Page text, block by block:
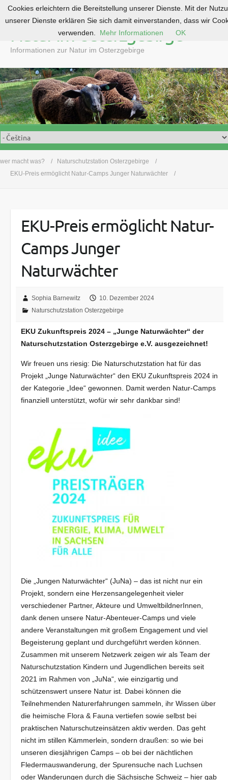
o
c
o
n
t
e
n
Natur im Osterzgebirge
Informationen zur Natur im Osterzgebirge
wer macht was?
Naturschutzstation Osterzgebirge
EKU-Preis ermöglicht Natur-Camps Junger Naturwächter
EKU-Preis ermöglicht Natur-
Camps Junger
Naturwächter
Sophia Barnewitz
10. Dezember 2024
Naturschutzstation Osterzgebirge
EKU Zukunftspreis 2024 – „Junge Naturwächter“ der
Naturschutzstation Osterzgebirge e.V. ausgezeichnet!
Wir freuen uns riesig: Die Naturschutzstation hat für das
Projekt „Junge Naturwächter“ den EKU Zukunftspreis 2024 in
der Kategorie „Idee“ gewonnen. Damit werden Natur-Camps
finanziell unterstützt, wofür wir sehr dankbar sind!
Die „Jungen Naturwächter“ (JuNa) – das ist nicht nur ein
Projekt, sondern eine Herzensangelegenheit vieler
verschiedener Partner, Akteure und UmweltbildnerInnen,
dank denen unsere Natur-Abenteuer-Camps und viele
andere Veranstaltungen mit großem Engagement und viel
Begeisterung geplant und durchgeführt werden können.
Zusammen mit unserem Netzwerk zeigen wir als Team der
Naturschutzstation Kindern und Jugendlichen bereits seit
2021 im Rahmen von „JuNa“, wie einzigartig und
schützenswert unsere Natur ist. Dabei können die
Teilnehmenden Naturerfahrungen sammeln, ihr Wissen über
die heimische Flora & Fauna vertiefen sowie selbst bei
praktischen Naturschutzeinsätzen aktiv werden. Das geht
nicht im stillen Kämmerlein, sondern draußen: so wie bei
unseren diesjährigen Camps – ob bei der nächtlichen
Fledermauswanderung, der Spurensuche nach Luchsen
oder Wanderungen durch die Sächsische Schweiz – hier gab
Cookies erleichtern die Bereitstellung unserer Dienste. Mit der
unserer Dienste erklären Sie sich damit einverstanden, dass wir
verwenden.
Mehr Informationen OK